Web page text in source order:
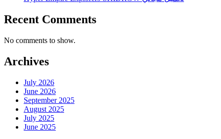
Recent Comments
No comments to show.
Archives
July 2026
June 2026
September 2025
August 2025
July 2025
June 2025